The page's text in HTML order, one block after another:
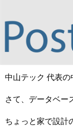
中山テック 代表の
さて、データベー
ちょっと家で設計